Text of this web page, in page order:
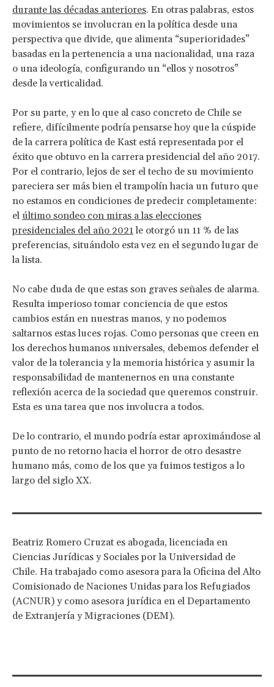
durante las décadas anteriores. En otras palabras, estos
movimientos se involucran en la política desde una
perspectiva que divide, que alimenta “superioridades”
basadas en la pertenencia a una nacionalidad, una raza
o una ideología, configurando un “ellos y nosotros”
desde la verticalidad.
Por su parte, y en lo que al caso concreto de Chile se
refiere, difícilmente podría pensarse hoy que la cúspide
de la carrera política de Kast está representada por el
éxito que obtuvo en la carrera presidencial del año 2017.
Por el contrario, lejos de ser el techo de su movimiento
pareciera ser más bien el trampolín hacia un futuro que
no estamos en condiciones de predecir completamente:
el último sondeo con miras a las elecciones
presidenciales del año 2021le otorgó un 11 % de las
preferencias, situándolo esta vez en el segundo lugar de
la lista.
No cabe duda de que estas son graves señales de alarma.
Resulta imperioso tomar conciencia de que estos
cambios están en nuestras manos, y no podemos
saltarnos estas luces rojas. Como personas que creen en
los derechos humanos universales, debemos defender el
valor de la tolerancia y la memoria histórica y asumir la
responsabilidad de mantenernos en una constante
reflexión acerca de la sociedad que queremos construir.
Esta es una tarea que nos involucra a todos.
De lo contrario, el mundo podría estar aproximándose al
punto de no retorno hacia el horror de otro desastre
humano más, como de los que ya fuimos testigos a lo
largo del siglo XX.
Beatriz Romero Cruzat es abogada, licenciada en
Ciencias Jurídicas y Sociales por la Universidad de
Chile. Ha trabajado como asesora para la Oficina del Alto
Comisionado de Naciones Unidas para los Refugiados
(ACNUR) y como asesora jurídica en el Departamento
de Extranjería y Migraciones (DEM).